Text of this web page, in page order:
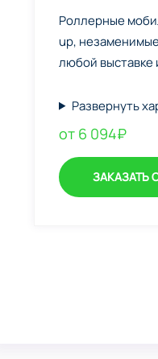
Роллерные
up,
любой
Развернуть
от 6 094₽
ЗАКАЗАТЬ